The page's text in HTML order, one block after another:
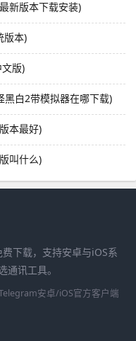
新版本下载安装)
版本)
版)
黑白2带模拟器在哪下载)
本最好)
叫什么)
下载，支持安卓与iOS系
讯工具。
安卓/iOS官方客户端